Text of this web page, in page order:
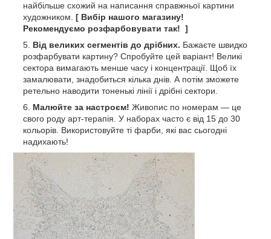
найбільше схожий на написання справжньої картини
художником. [ Вибір нашого магазину!
Рекомендуємо розфарбовувати так! ]
Від великих сегментів до дрібних. Бажаєте швидко
розфарбувати картину? Спробуйте цей варіант! Великі
сектора вимагають менше часу і концентрації. Щоб їх
замалювати, знадобиться кілька днів. А потім зможете
ретельно наводити тоненькі лінії і дрібні сектори.
Малюйте за настроєм! Живопис по номерам — це
свого роду арт-терапія. У наборах часто є від 15 до 30
кольорів. Використовуйте ті фарби, які вас сьогодні
надихають!